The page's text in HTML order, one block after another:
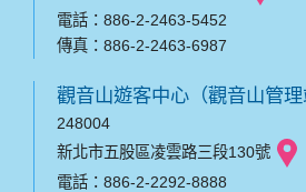
電話：886-2-2463-5452
傳真：886-2-2463-6987
觀音山遊客中心（觀音山管理
248004
新北市五股區凌雲路三段130號
電話：886-2-2292-8888